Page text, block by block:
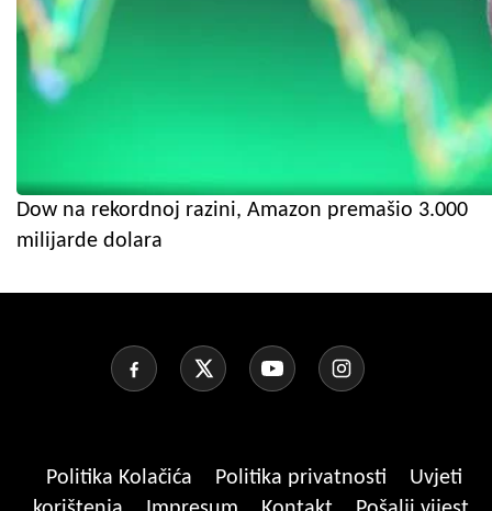
Dow na rekordnoj razini, Amazon premašio 3.000
milijarde dolara
Politika Kolačića Politika privatnosti
Uvjeti